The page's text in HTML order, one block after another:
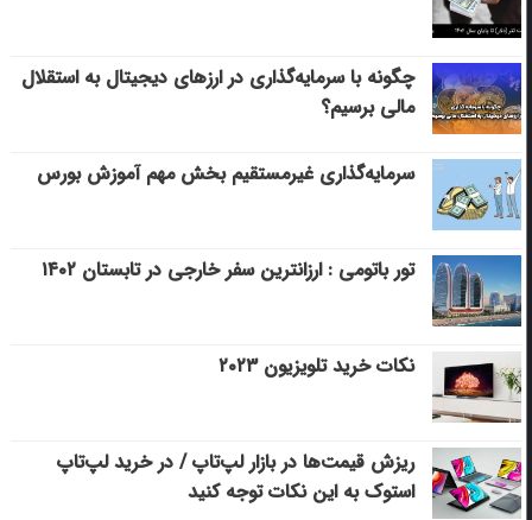
چگونه با سرمایه‌گذاری در ارزهای دیجیتال به استقلال
مالی برسیم؟
سرمایه‌گذاری غیرمستقیم بخش مهم آموزش بورس
تور باتومی : ارزانترین سفر خارجی در تابستان ۱۴۰۲
نکات خرید تلویزیون ۲۰۲۳
ریزش قیمت‌ها در بازار لپ‌تاپ / در خرید لپ‌تاپ
استوک به این نکات توجه کنید